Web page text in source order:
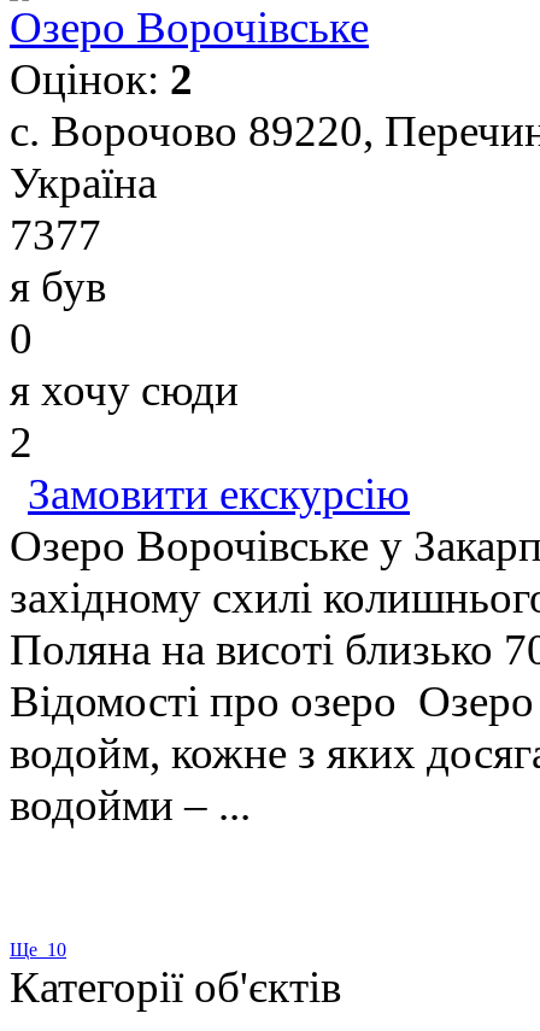
Озеро Ворочівське
Оцінок: 2
с. Ворочово 89220,
Україна
7377
я був
0
я хочу сюди
2
Замовити екскурсію
Озеро Ворочівське у
західному схилі
Поляна на висоті близько
Відомості про озеро Озеро
водойм, кожне з яких
водойми – ...
Ще 10
Категорії об'єктів